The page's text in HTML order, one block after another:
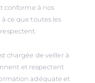
conforme à nos
ce que toutes les
chargée de veiller à
et respectent
adéquate et